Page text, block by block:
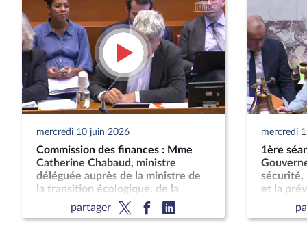
mercredi 10 juin 2026
Commission des finances : Mme
Catherine Chabaud, ministre
déléguée auprès de la ministre de
la transition écologique, de la
biodiversité et des négociations
internationales sur le climat et la
partager
mercredi
1ère
sécurité,
et la